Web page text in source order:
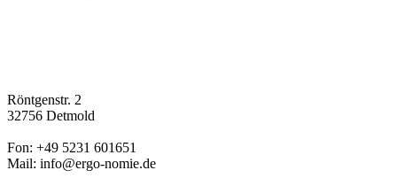
Röntgenstr. 2
32756 Detmold
Fon: +49 5231 601651
Mail: info@ergo-nomie.de